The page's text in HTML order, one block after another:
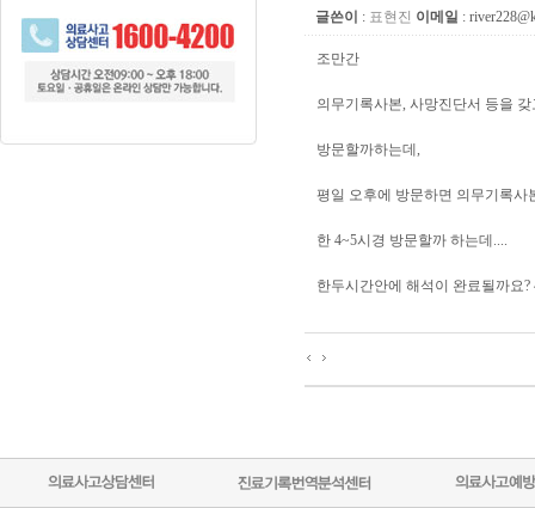
글쓴이 : 표현진 이메일 :
조만간
의무기록사본, 사망진단서 등을 갖
방문할까하는데,
평일 오후에 방문하면 의무기록사
한 4~5시경 방문할까 하는데....
한두시간안에 해석이 완료될까요?